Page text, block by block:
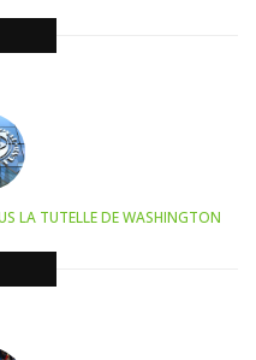
LA TUTELLE DE WASHINGTON